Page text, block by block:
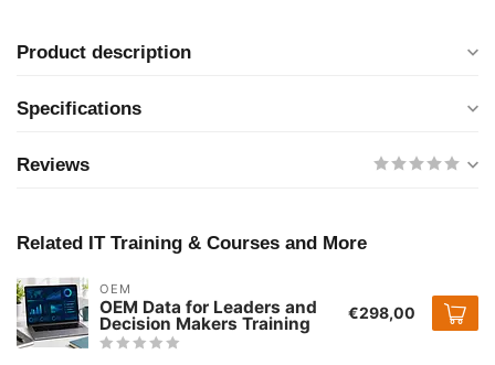
Product description
Specifications
Reviews
Related IT Training & Courses and More
OEM
OEM Data for Leaders and
Decision Makers Training €298,00